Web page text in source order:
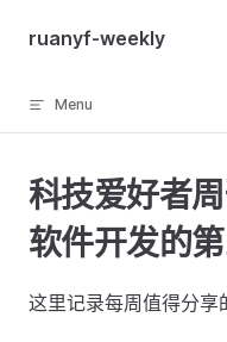
Skip to content
ruanyf-weekly
Menu
科技爱好者
软件开发的
这里记录每周值得分享